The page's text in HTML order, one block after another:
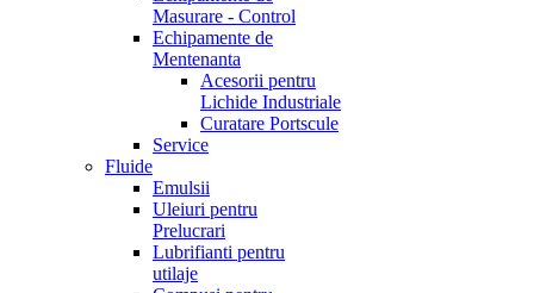
Masurare - Control
Echipamente de
Mentenanta
Acesorii pentru
Lichide Industriale
Curatare Portscule
Service
Fluide
Emulsii
Uleiuri pentru
Prelucrari
Lubrifianti pentru
utilaje